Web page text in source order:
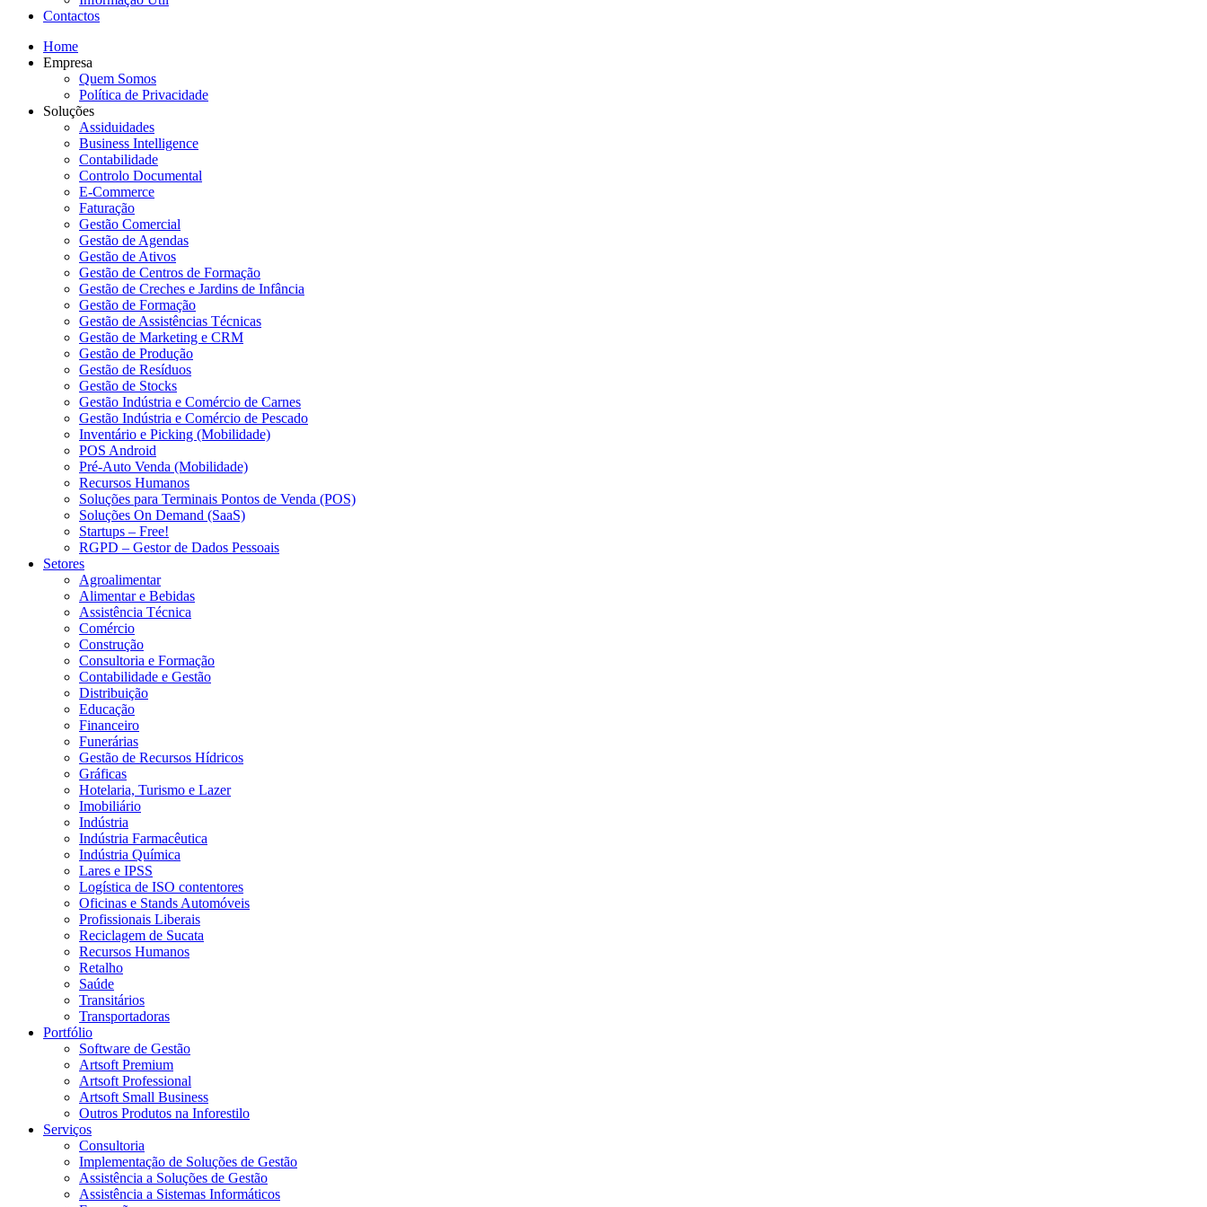
Contactos
Home
Empresa
Quem Somos
Política de Privacidade
Soluções
Assiduidades
Business Intelligence
Contabilidade
Controlo Documental
E-Commerce
Faturação
Gestão Comercial
Gestão de Agendas
Gestão de Ativos
Gestão de Centros de Formação
Gestão de Creches e Jardins de Infância
Gestão de Formação
Gestão de Assistências Técnicas
Gestão de Marketing e CRM
Gestão de Produção
Gestão de Resíduos
Gestão de Stocks
Gestão Indústria e Comércio de Carnes
Gestão Indústria e Comércio de Pescado
Inventário e Picking (Mobilidade)
POS Android
Pré-Auto Venda (Mobilidade)
Recursos Humanos
Soluções para Terminais Pontos de Venda (POS)
Soluções On Demand (SaaS)
Startups – Free!
RGPD – Gestor de Dados Pessoais
Setores
Agroalimentar
Alimentar e Bebidas
Assistência Técnica
Comércio
Construção
Consultoria e Formação
Contabilidade e Gestão
Distribuição
Educação
Financeiro
Funerárias
Gestão de Recursos Hídricos
Gráficas
Hotelaria, Turismo e Lazer
Imobiliário
Indústria
Indústria Farmacêutica
Indústria Química
Lares e IPSS
Logística de ISO contentores
Oficinas e Stands Automóveis
Profissionais Liberais
Reciclagem de Sucata
Recursos Humanos
Retalho
Saúde
Transitários
Transportadoras
Portfólio
Software de Gestão
Artsoft Premium
Artsoft Professional
Artsoft Small Business
Outros Produtos na Inforestilo
Serviços
Consultoria
Implementação de Soluções de Gestão
Assistência a Soluções de Gestão
Assistência a Sistemas Informáticos